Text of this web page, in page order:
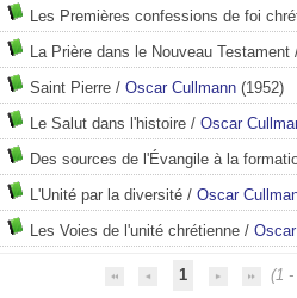
Les Premières confessions de foi
La Prière dans le Nouveau Testament
Saint Pierre / Oscar Cullmann (1952)
Le Salut dans l'histoire / Oscar
Des sources de l'Évangile à la
L'Unité par la diversité / Oscar
Les Voies de l'unité chrétienne /
1 (1 -